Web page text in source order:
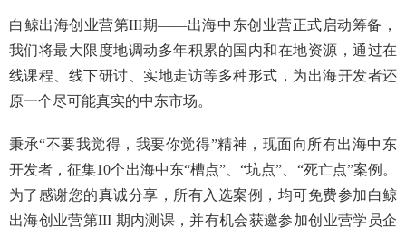
白鲸出海创业营第III期——出海中东创业营正式启动筹备，
我们将最大限度地调动多年积累的国内和在地资源，通过在
线课程、线下研讨、实地走访等多种形式，为出海开发者还
原一个尽可能真实的中东市场。
秉承“不要我觉得，我要你觉得”精神，现面向所有出海中东
开发者，征集10个出海中东“槽点”、“坑点”、“死亡点”案例。
为了感谢您的真诚分享，所有入选案例，均可免费参加白鲸
出海创业营第III 期内测课，并有机会获邀参加创业营学员企